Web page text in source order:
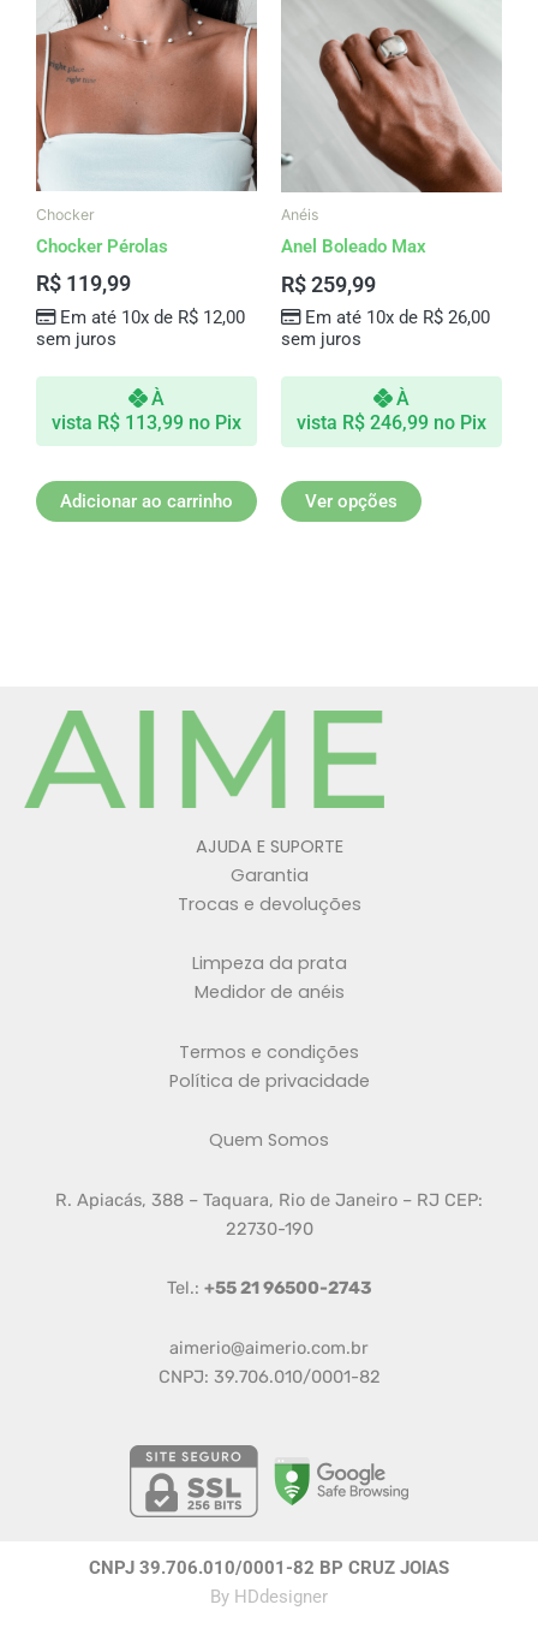
Chocker
Chocker Pérolas
R$ 119,99
Em até 10x de R$12,00
sem juros
À
vista R$ 113,99 no Pix
Adicionar ao carrinho
Anéis
Anel Boleado Max
R$259,99
Em até 10x de R$26,00
sem juros
À
vista R$ 246,99 no Pix
Ver opções
produto
tem
várias
variantes.
As
opções
podem
escolhidas
do
AJUDA E SUPORTE
Garantia
Trocas e devoluções
Limpeza da prata
Medidor de anéis
Termos e condições
Política de privacidade
Quem Somos
R. Apiacás, 388 – Taquara, Rio de Janeiro – RJ CEP:
22730-190
Tel.: +55 21 96500-2743
aimerio@aimerio.com.br
CNPJ: 39.706.010/0001-82
CNPJ 39.706.010/0001-82 BP CRUZ JOIAS
By HDdesigner